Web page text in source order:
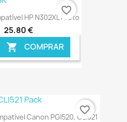
€ ONLINE
HP N302XL Preto
25,80 €
 COMPRAR
favorite_border
Canon PGI520, CLI521
favorite_border